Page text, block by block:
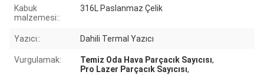
Kabuk
malzemesi::
316L Paslanmaz Çelik
Yazıcı:: Dahili Termal Yazıcı
Vurgulamak: Temiz Oda Hava Parçacık Sayıcısı,
Pro Lazer Parçacık Sayıcısı,